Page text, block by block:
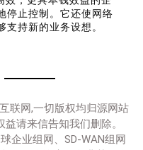
停止控制。它还使网络
持新的业务设想。
联网,一切版权均归源网站
请来信告知我们删除。
企业组网、SD-WAN组网